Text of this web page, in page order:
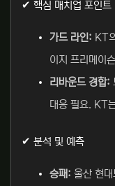
✔ 핵심 매치업 포인트
가드 라인: KT
이지 프리메이
리바운드 경합:
대응 필요. KT
✔ 분석 및 예측
승패: 울산 현